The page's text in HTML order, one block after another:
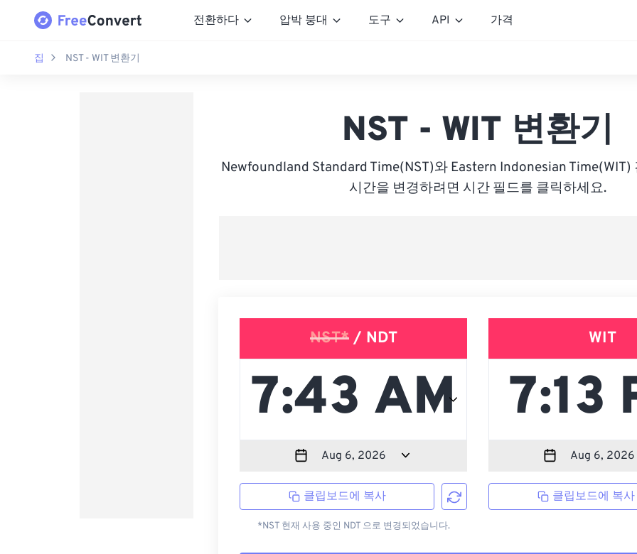
전환하다 압박 붕대 도구 API 가격
집 NST - WIT 변환기
NST - WIT 변환기
Newfoundland Standard Time(NST)와 Eastern Indonesian Time(WIT)
시간을 변경하려면 시간 필드를 클릭하세요.
NST*/ NDT
클립보드에 복사
*NST 현재 사용 중인 NDT 으로 변경되었습니다.
WIT
클립보드에 복사